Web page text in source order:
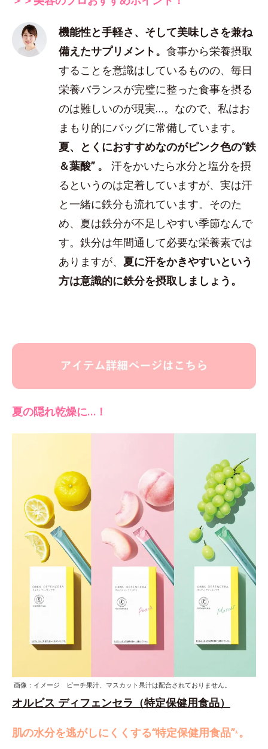
機能性と手軽さ、そして美味しさを兼ね
備えたサプリメント。食事から栄養摂取
することを意識はしているものの、毎日
栄養バランスが完璧に整った食事を摂る
のは難しいのが現実…。なので、私はお
まもり的にバッグに常備しています。
夏、とくにおすすめなのがピンク色の“鉄
＆葉酸” 。汗をかいたら水分と塩分を摂
るというのは定着していますが、実は汗
と一緒に鉄分も流れています。そのた
め、夏は鉄分が不足しやすい季節なんで
す。鉄分は年間通して必要な栄養素では
ありますが、 夏に汗をかきやすいという
方は意識的に鉄分を摂取しましょう。
夏の隠れ乾燥に…！
画像：イメージ ピーチ果汁、マスカット果汁は配合されておりません。
オルビス ディフェンセラ（特定保健用食品）
肌の水分を逃がしにくくする“特定保健用食品”*。